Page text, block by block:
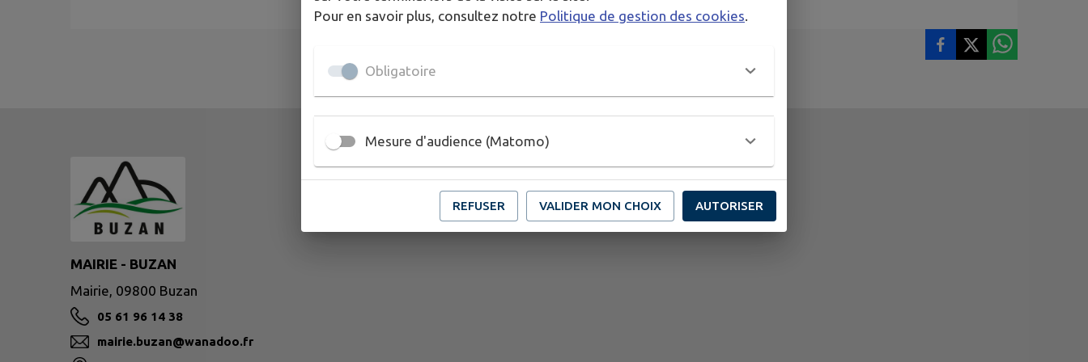
MAIRIE - BUZAN
Mairie, 09800 Buzan
05 61 96 14 38
mairie.buzan@wanadoo.fr
Pour en savoir plus, consultez notre Politique de gestion des cookies
Obligatoire
Mesure d'audience (Matomo)
REFUSER VALIDER MON CHOIX AUTORISER